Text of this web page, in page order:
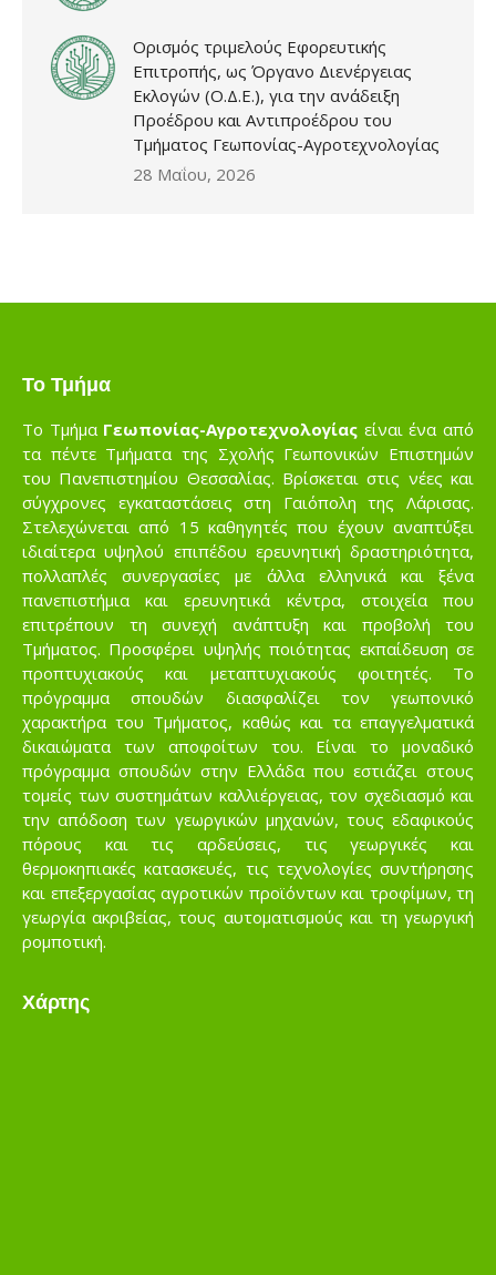
Ορισμός τριμελούς Εφορευτικής
Επιτροπής, ως Όργανο Διενέργειας
Εκλογών (Ο.Δ.Ε.), για την ανάδειξη
Προέδρου και Αντιπροέδρου του
Τμήματος Γεωπονίας-Αγροτεχνολογίας
28 Μαΐου, 2026
Το Τμήμα
Το Τμήμα Γεωπονίας-Αγροτεχνολογίας είναι ένα από
τα πέντε Τμήματα της Σχολής Γεωπονικών Επιστημών
του Πανεπιστημίου Θεσσαλίας. Βρίσκεται στις νέες και
σύγχρονες εγκαταστάσεις στη Γαιόπολη της Λάρισας.
Στελεχώνεται από 15 καθηγητές που έχουν αναπτύξει
ιδιαίτερα υψηλού επιπέδου ερευνητική δραστηριότητα,
πολλαπλές συνεργασίες με άλλα ελληνικά και ξένα
πανεπιστήμια και ερευνητικά κέντρα, στοιχεία που
επιτρέπουν τη συνεχή ανάπτυξη και προβολή του
Τμήματος. Προσφέρει υψηλής ποιότητας εκπαίδευση σε
προπτυχιακούς και μεταπτυχιακούς φοιτητές. Το
πρόγραμμα σπουδών διασφαλίζει τον γεωπονικό
χαρακτήρα του Τμήματος, καθώς και τα επαγγελματικά
δικαιώματα των αποφοίτων του. Είναι το μοναδικό
πρόγραμμα σπουδών στην Ελλάδα που εστιάζει στους
τομείς των συστημάτων καλλιέργειας, τον σχεδιασμό και
την απόδοση των γεωργικών μηχανών, τους εδαφικούς
πόρους και τις αρδεύσεις, τις γεωργικές και
θερμοκηπιακές κατασκευές, τις τεχνολογίες συντήρησης
και επεξεργασίας αγροτικών προϊόντων και τροφίμων, τη
γεωργία ακριβείας, τους αυτοματισμούς και τη γεωργική
ρομποτική.
Χάρτης